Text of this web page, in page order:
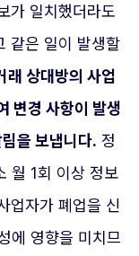
가 일치했더라도
같은 일이 발생할
래 상대방의 사업
변경 사항이 발생
을 보냅니다. 정
월 1회 이상 정보
업자가 폐업을 신
에 영향을 미치므